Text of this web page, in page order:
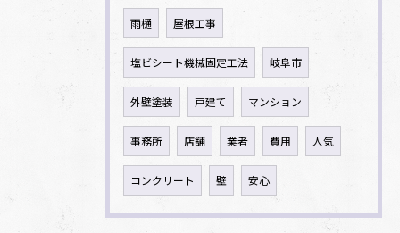
雨樋 屋根工事
塩ビシート機械固定工法 岐阜市
外壁塗装 戸建て マンション
事務所 店舗 業者 費用 人気
コンクリート 壁 安心